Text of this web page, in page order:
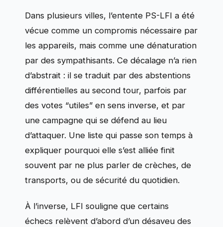
Dans plusieurs villes, l’entente PS-LFI a été
vécue comme un compromis nécessaire par
les appareils, mais comme une dénaturation
par des sympathisants. Ce décalage n’a rien
d’abstrait : il se traduit par des abstentions
différentielles au second tour, parfois par
des votes “utiles” en sens inverse, et par
une campagne qui se défend au lieu
d’attaquer. Une liste qui passe son temps à
expliquer pourquoi elle s’est alliée finit
souvent par ne plus parler de crèches, de
transports, ou de sécurité du quotidien.
À l’inverse, LFI souligne que certains
échecs relèvent d’abord d’un désaveu des